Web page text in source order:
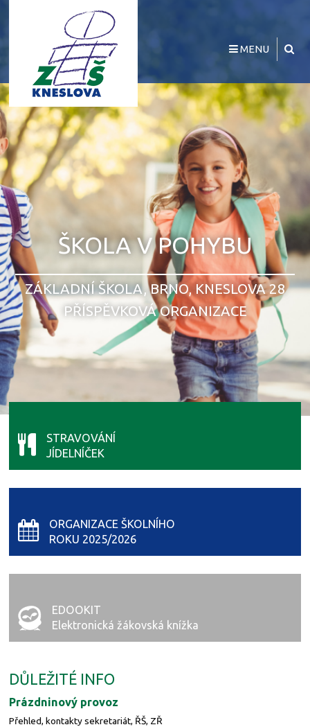
MENU
ŠKOLA V POHYBU
ZÁKLADNÍ ŠKOLA, BRNO, KNESLOVA 28
PŘÍSPĚVKOVÁ ORGANIZACE
STRAVOVÁNÍ
JÍDELNÍČEK
ORGANIZACE ŠKOLNÍHO
ROKU 2025/2026
EDOOKIT
Elektronická žákovská knížka
DŮLEŽITÉ INFO
Prázdninový provoz
Přehled, kontakty sekretariát, ŘŠ, ZŘ